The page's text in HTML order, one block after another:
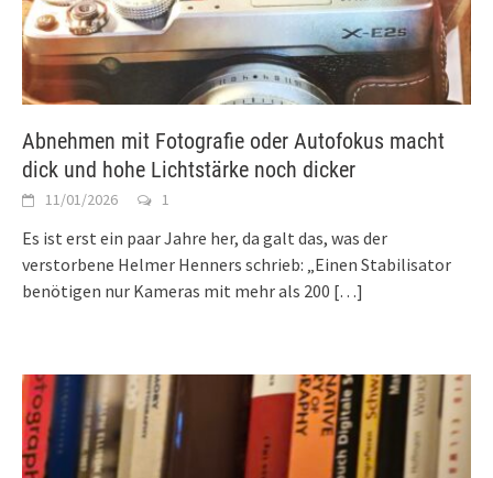
Abnehmen mit Fotografie oder Autofokus macht
dick und hohe Lichtstärke noch dicker
11/01/2026 1
Es ist erst ein paar Jahre her, da galt das, was der
verstorbene Helmer Henners schrieb: „Einen Stabilisator
benötigen nur Kameras mit mehr als 200 […]